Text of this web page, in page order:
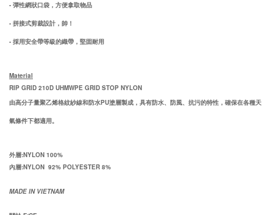
- 彈性網狀口袋，方便拿取物品
- 拼接式剪裁設計，帥！
- 採用安全帶等級的織帶，堅固耐用
Material
RIP GRID 210D UHMWPE GRID STOP NYLON
由高分子量聚乙烯格紋紗線和防水PU塗層製成，具有防水、防風、抗污的特性，確保在各種天
氣條件下都適用。
外層:NYLON 100%
內層:NYLON 92% POLYESTER 8%
MADE IN VIETNAM